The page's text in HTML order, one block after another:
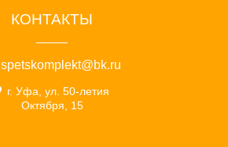
КОНТАКТЫ
spetskomplekt@bk.ru
г. Уфа, ул. 50-летия
Октября, 15